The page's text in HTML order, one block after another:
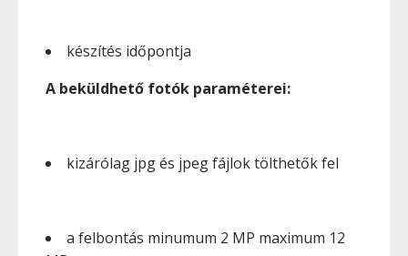
készítés időpontja
A beküldhető fotók paraméterei:
kizárólag jpg és jpeg fájlok tölthetők fel
a felbontás minumum 2 MP maximum 12